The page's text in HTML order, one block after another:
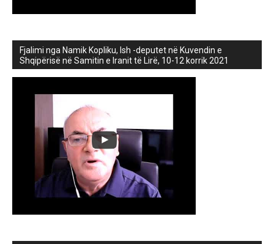
Fjalimi nga Namik Kopliku, Ish -deputet në Kuvendin e
Shqipërisë në Samitin e Iranit të Lirë, 10-12 korrik 2021